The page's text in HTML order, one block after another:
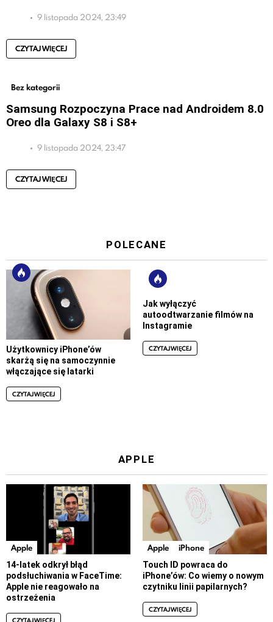
9 listopada 2024, 23:49
CZYTAJ WIĘCEJ
Bez kategorii
Samsung Rozpoczyna Prace nad Androidem 8.0
Oreo dla Galaxy S8 i S8+
9 listopada 2024, 23:47
CZYTAJ WIĘCEJ
POLECANE
Użytkownicy iPhone’ów
skarżą się na samoczynnie
włączające się latarki
CZYTAJ WIĘCEJ
Jak wyłączyć
autoodtwarzanie filmów na
Instagramie
CZYTAJ WIĘCEJ
APPLE
Apple
14-latek odkrył błąd
podsłuchiwania w FaceTime:
Apple nie reagowało na
ostrzeżenia
CZYTAJ WIĘCEJ
Apple iPhone
Touch ID powraca do
iPhone’ów: Co wiemy o nowym
czytniku linii papilarnych?
CZYTAJ WIĘCEJ